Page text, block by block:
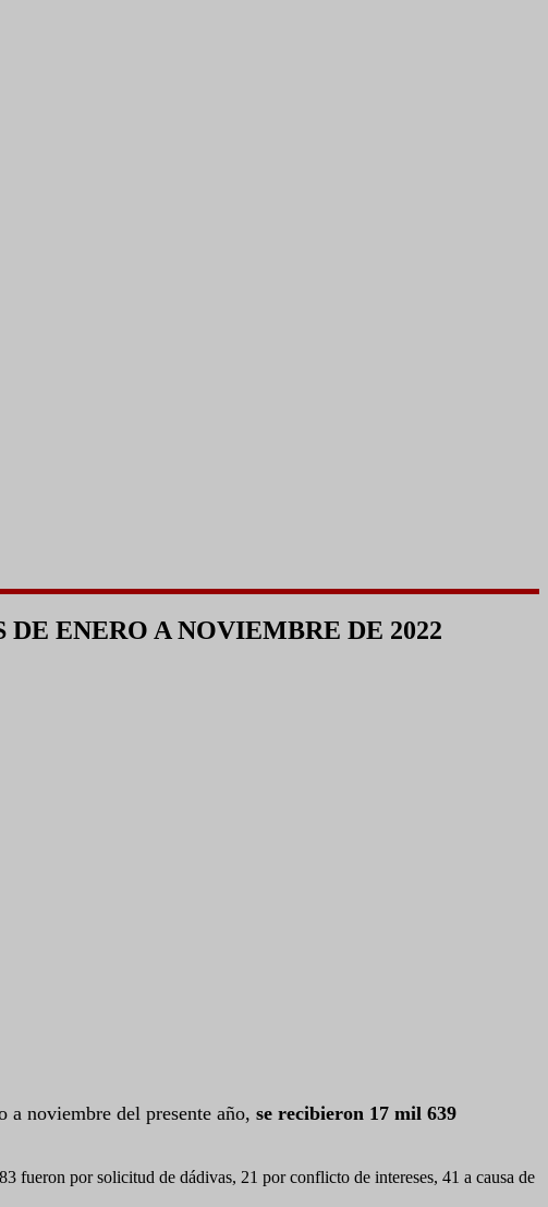
ENERO A NOVIEMBRE DE 2022
noviembre del presente año, se recibieron 17 mil 639
fueron por solicitud de dádivas, 21 por conflicto de intereses, 41 a causa de